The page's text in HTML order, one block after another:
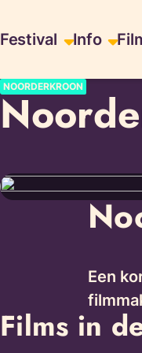
Festival Info
NOORDERKROON
Een
Films in